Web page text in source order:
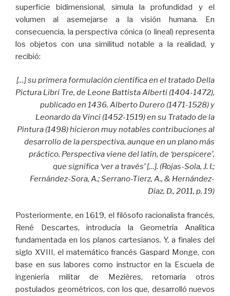
superficie bidimensional, simula la profundidad y el
volumen al asemejarse a la visión humana. En
consecuencia, la perspectiva cónica (o lineal) representa
los objetos con una similitud notable a la realidad, y
recibió:
[…] su primera formulación científica en el tratado Della
Pictura Libri Tre, de Leone Battista Alberti (1404-1472),
publicado en 1436. Alberto Durero (1471-1528) y
Leonardo da Vinci (1452-1519) en su Tratado de la
Pintura (1498) hicieron muy notables contribuciones al
desarrollo de la perspectiva, aunque en un plano más
práctico. Perspectiva viene del latín, de ‘perspicere’,
que significa ‘ver a través’ […]. (Rojas-Sola, J. I.;
Fernández-Sora, A.; Serrano-Tierz, A., & Hernández-
Díaz, D., 2011, p. 19)
Posteriormente, en 1619, el filósofo racionalista francés,
René Descartes, introducía la Geometría Analítica
fundamentada en los planos cartesianos. Y, a finales del
siglo XVIII, el matemático francés Gaspard Monge, con
base en sus labores como instructor en la Escuela de
ingeniería militar de Mezières, retomaría otros
postulados geométricos, con los que, desarrolló nuevos